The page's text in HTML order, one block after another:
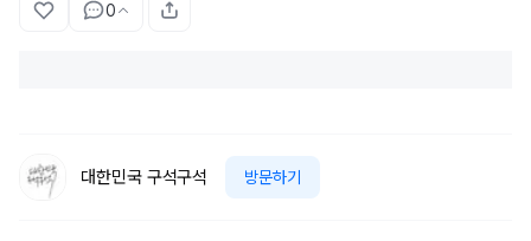
0
대한민국 구석구석 방문하기